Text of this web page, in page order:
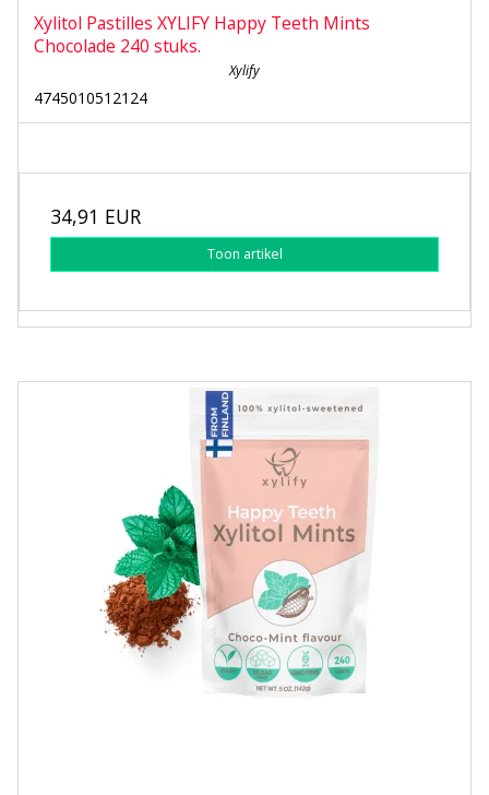
Xylitol Pastilles XYLIFY Happy Teeth Mints
Chocolade 240 stuks.
Xylify
4745010512124
34,91 EUR
Toon artikel